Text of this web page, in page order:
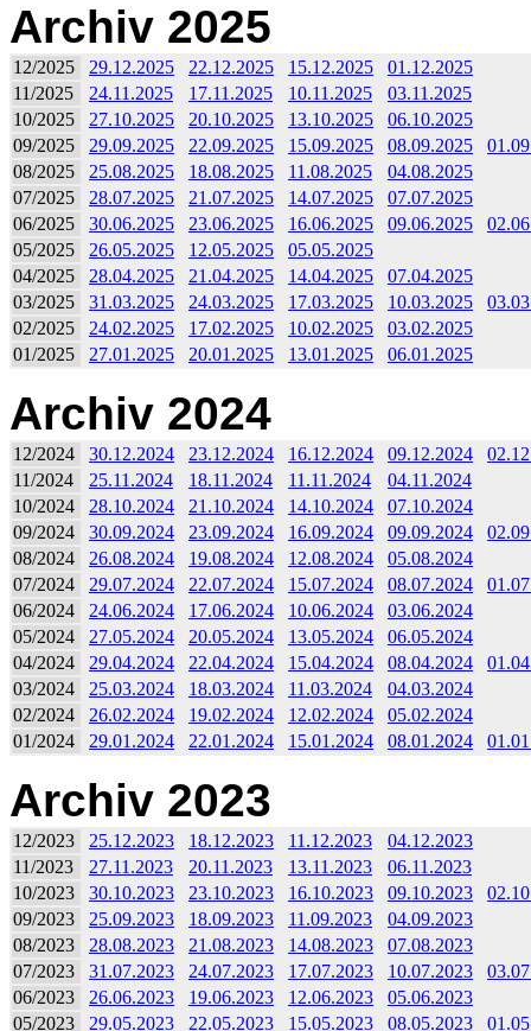
Archiv 2025
12/2025 29.12.2025 22.12.2025 15.12.2025
01.12.2025
11/2025
24.11.2025 17.11.2025 10.11.2025
03.11.2025
10/2025
27.10.2025 20.10.2025 13.10.2025
06.10.2025
09/2025
29.09.2025 22.09.2025 15.09.2025 08.09.2025
08/2025
25.08.2025 18.08.2025 11.08.2025
04.08.2025
07/2025
28.07.2025 21.07.2025 14.07.2025
07.07.2025
06/2025
30.06.2025 23.06.2025 16.06.2025 09.06.2025
05/2025
26.05.2025 12.05.2025
05.05.2025
04/2025
28.04.2025 21.04.2025 14.04.2025
07.04.2025
03/2025
31.03.2025 24.03.2025 17.03.2025 10.03.2025
02/2025
24.02.2025 17.02.2025 10.02.2025
03.02.2025
01/2025
27.01.2025 20.01.2025 13.01.2025 06.01.2025
Archiv 2024
12/2024 30.12.2024 23.12.2024 16.12.2024 09.12.2024
11/2024
25.11.2024 18.11.2024 11.11.2024
04.11.2024
10/2024
28.10.2024 21.10.2024 14.10.2024
07.10.2024
09/2024
30.09.2024 23.09.2024 16.09.2024 09.09.2024
08/2024
26.08.2024 19.08.2024 12.08.2024
05.08.2024
07/2024
29.07.2024 22.07.2024 15.07.2024 08.07.2024
06/2024
24.06.2024 17.06.2024 10.06.2024
03.06.2024
05/2024
27.05.2024 20.05.2024 13.05.2024
06.05.2024
04/2024
29.04.2024 22.04.2024 15.04.2024 08.04.2024
03/2024
25.03.2024 18.03.2024 11.03.2024
04.03.2024
02/2024
26.02.2024 19.02.2024 12.02.2024
05.02.2024
01/2024
29.01.2024 22.01.2024 15.01.2024 08.01.2024
Archiv 2023
12/2023 25.12.2023 18.12.2023 11.12.2023
04.12.2023
11/2023
27.11.2023 20.11.2023 13.11.2023
06.11.2023
10/2023
30.10.2023 23.10.2023 16.10.2023 09.10.2023
09/2023
25.09.2023 18.09.2023 11.09.2023
04.09.2023
08/2023
28.08.2023 21.08.2023 14.08.2023
07.08.2023
07/2023
31.07.2023 24.07.2023 17.07.2023 10.07.2023
06/2023
26.06.2023 19.06.2023 12.06.2023
05.06.2023
05/2023
29.05.2023 22.05.2023 15.05.2023 08.05.2023